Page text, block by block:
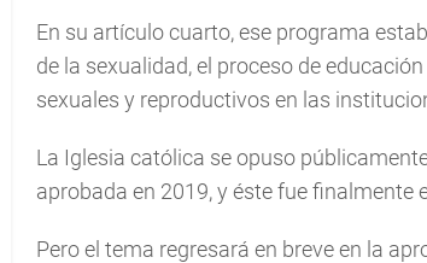
En su artículo cuarto, ese programa
de la sexualidad, el proceso de
sexuales y reproductivos en las
La Iglesia católica se opuso
aprobada en 2019, y éste fue finalmente
Pero el tema regresará en breve en la